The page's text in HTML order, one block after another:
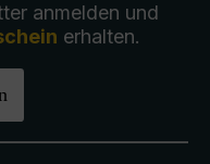
anmelden und
erhalten.